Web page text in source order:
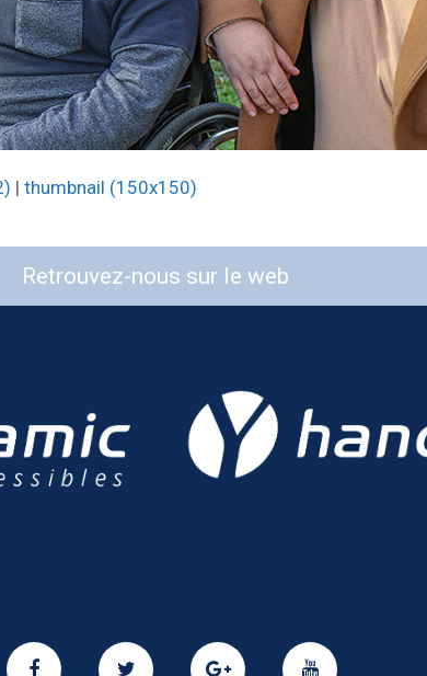
| thumbnail (150x150)
Retrouvez-nous sur le web